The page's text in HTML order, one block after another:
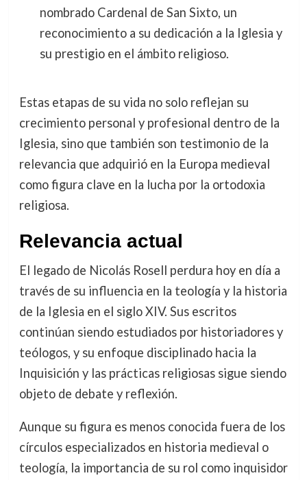
nombrado Cardenal de San Sixto, un
reconocimiento a su dedicación a la Iglesia y
su prestigio en el ámbito religioso.
Estas etapas de su vida no solo reflejan su
crecimiento personal y profesional dentro de la
Iglesia, sino que también son testimonio de la
relevancia que adquirió en la Europa medieval
como figura clave en la lucha por la ortodoxia
religiosa.
Relevancia actual
El legado de Nicolás Rosell perdura hoy en día a
través de su influencia en la teología y la historia
de la Iglesia en el siglo XIV. Sus escritos
continúan siendo estudiados por historiadores y
teólogos, y su enfoque disciplinado hacia la
Inquisición y las prácticas religiosas sigue siendo
objeto de debate y reflexión.
Aunque su figura es menos conocida fuera de los
círculos especializados en historia medieval o
teología, la importancia de su rol como inquisidor